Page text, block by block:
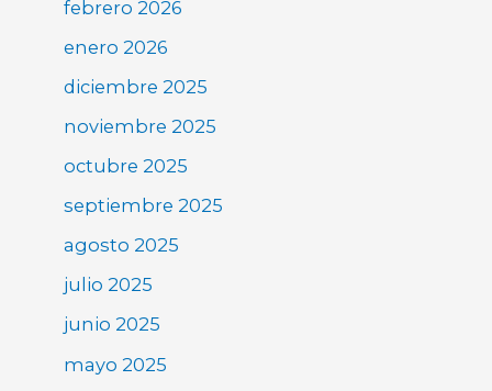
febrero 2026
enero 2026
diciembre 2025
noviembre 2025
octubre 2025
septiembre 2025
agosto 2025
julio 2025
junio 2025
mayo 2025